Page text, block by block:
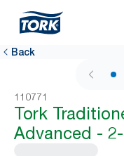
Back
110771
Tork
Advanced -